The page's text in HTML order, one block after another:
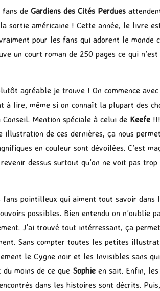
fans de Gardiens des Cités Perdues
sortie américaine ! Cette année, le livre
pour les fans qui adorent le monde
un court roman de 250 pages ce qui
agréable je trouve ! On commence
à lire, même si on connaît la plupart des
Mention spéciale à celui de Keefe
illustration de ces dernières, ça nous
en couleur sont dévoilées. C’est
dessus surtout qu’on ne voit pas trop
pointilleux qui aiment tout savoir dans
possibles. Bien entendu on n’oublie
J’ai trouvé tout intérressant, ça permet
Sans compter toutes les petites
le Cygne noir et les Invisibles sans
moins de ce que Sophie en sait. Enfin, les
dans les histoires sont décrits.